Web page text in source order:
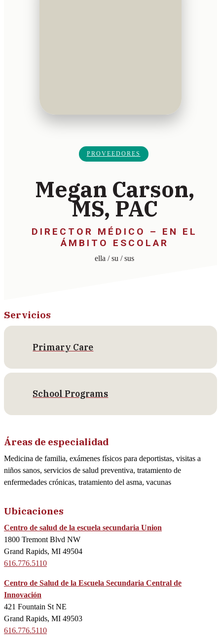
PROVEEDORES
Megan Carson,
MS, PAC
DIRECTOR MÉDICO – EN EL
ÁMBITO ESCOLAR
ella / su / sus
Servicios
Primary Care
School Programs
Áreas de especialidad
Medicina de familia, exámenes físicos para deportistas, visitas a
niños sanos, servicios de salud preventiva, tratamiento de
enfermedades crónicas, tratamiento del asma, vacunas
Ubicaciones
Centro de salud de la escuela secundaria Union
1800 Tremont Blvd NW
Grand Rapids, MI 49504
616.776.5110
Centro de Salud de la Escuela Secundaria Central de
Innovación
421 Fountain St NE
Grand Rapids, MI 49503
616.776.5110